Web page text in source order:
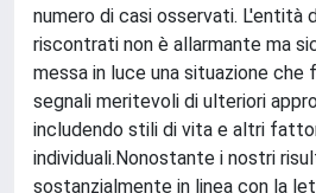
numero di casi osservati. L'entità
riscontrati non è allarmante ma
messa in luce una situazione che
segnali meritevoli di ulteriori
includendo stili di vita e altri
individuali.Nonostante i nostri
sostanzialmente in linea con la